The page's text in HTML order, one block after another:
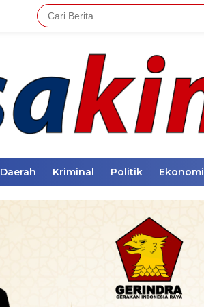
Daerah Kriminal Politik Ekonomi